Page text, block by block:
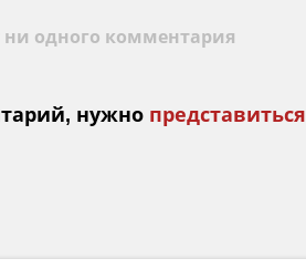
ни одного комментария
нужно представиться